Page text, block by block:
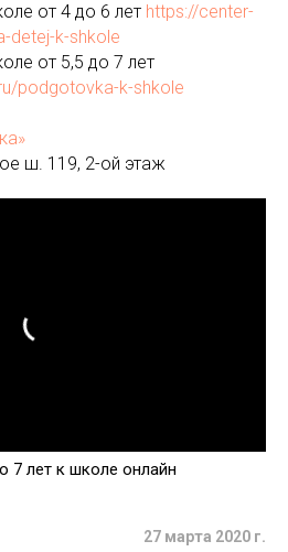
от 4 до 6 лет https://center-
detej-k-shkole
от 5,5 до 7 лет
podgotovka-k-shkole
ш. 119, 2-ой этаж
7 лет к школе онлайн
27 марта 2020 г.